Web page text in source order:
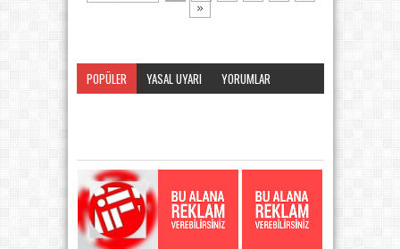
»
POPÜLER YASAL UYARI
YORUMLAR